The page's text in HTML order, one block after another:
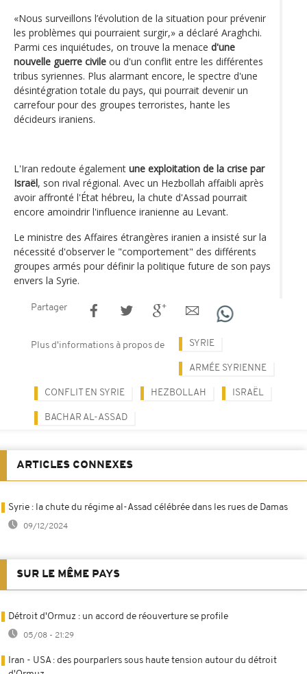
«Nous surveillons l’évolution de la situation pour prévenir
les problèmes qui pourraient surgir,» a déclaré Araghchi.
Parmi ces inquiétudes, on trouve la menace d'une
nouvelle guerre civile ou d'un conflit entre les différentes
tribus syriennes. Plus alarmant encore, le spectre d'une
désintégration totale du pays, qui pourrait devenir un
carrefour pour des groupes terroristes, hante les
décideurs iraniens.
L'Iran redoute également une exploitation de la crise par
Israël, son rival régional. Avec un Hezbollah affaibli après
avoir affronté l'État hébreu, la chute d'Assad pourrait
encore amoindrir l'influence iranienne au Levant.
Le ministre des Affaires étrangères iranien a insisté sur la
nécessité d'observer le "comportement" des différents
groupes armés pour définir la politique future de son pays
envers la Syrie.
Partager
Plus d'informations à propos de SYRIE
ARMÉE SYRIENNE
CONFLIT EN SYRIE HEZBOLLAH ISRAËL
BACHAR AL-ASSAD
ARTICLES CONNEXES
Syrie : la chute du régime al-Assad célébrée dans les rues de Damas
09/12/2024
SUR LE MÊME PAYS
Détroit d'Ormuz : un accord de réouverture se profile
05/08 - 21:29
Iran - USA : des pourparlers sous haute tension autour du détroit